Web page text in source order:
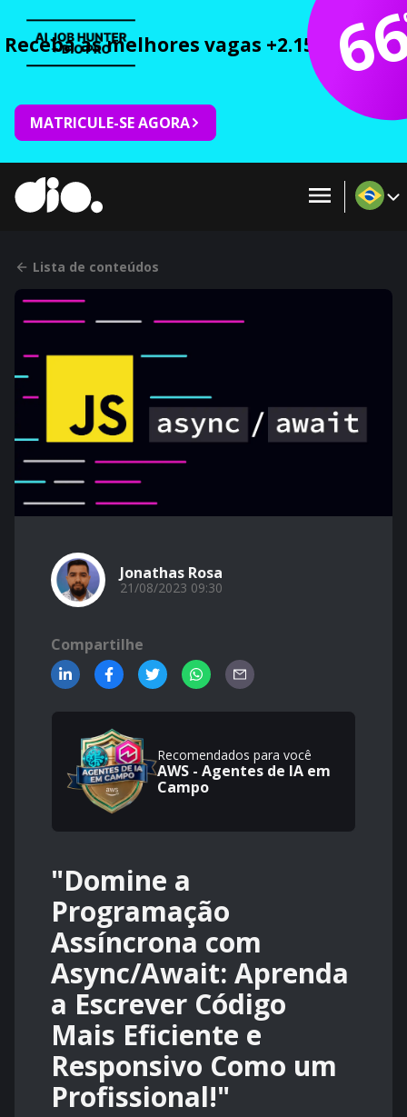
Receba as melhores vagas +2.150 cursos
MATRICULE-SE AGORA
Lista de conteúdos
Jonathas Rosa
21/08/2023 09:30
Compartilhe
Recomendados para você
AWS - Agentes de IA em
Campo
"Domine a
Programação
Assíncrona com
Async/Await: Aprenda
a Escrever Código
Mais Eficiente e
Responsivo Como um
Profissional!"